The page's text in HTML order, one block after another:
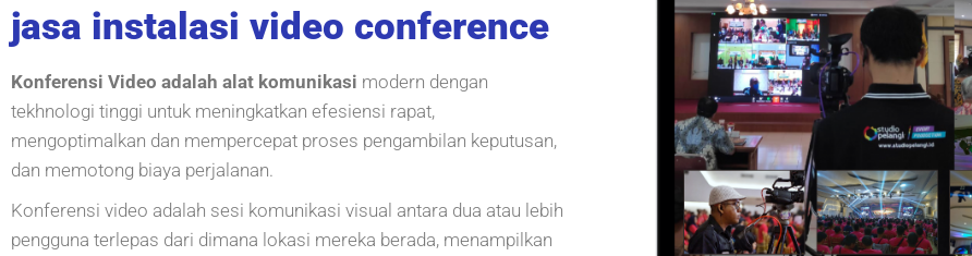
jasa instalasi video conference
Konferensi Video adalah alat komunikasi modern dengan
tekhnologi tinggi untuk meningkatkan efesiensi rapat,
mengoptimalkan dan mempercepat proses pengambilan keputusan,
dan memotong biaya perjalanan.
Konferensi video adalah sesi komunikasi visual antara dua atau lebih
pengguna terlepas dari dimana lokasi mereka berada, menampilkan